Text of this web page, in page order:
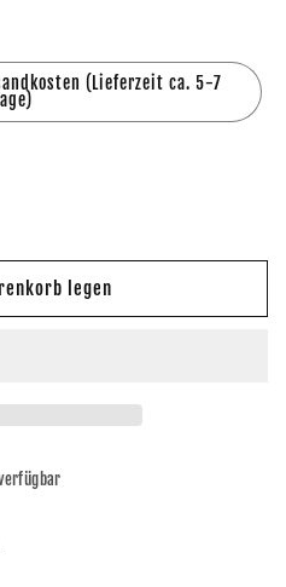
(Lieferzeit ca. 5-7
legen